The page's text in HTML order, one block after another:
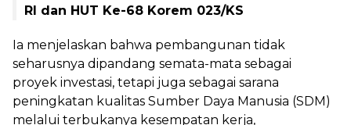
RI dan HUT Ke-68 Korem 023/KS
Ia menjelaskan bahwa pembangunan tidak
seharusnya dipandang semata-mata sebagai
proyek investasi, tetapi juga sebagai sarana
peningkatan kualitas Sumber Daya Manusia (SDM)
melalui terbukanya kesempatan kerja,